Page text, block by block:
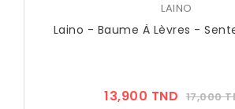
LAINO
Laino - Baume À Lèvres -
13,900 TND Prix
17,000